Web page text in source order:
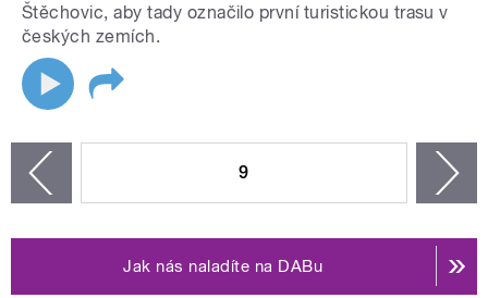
Štěchovic, aby tady označilo první turistickou trasu v
českých zemích.
9
Jak nás naladíte na DABu